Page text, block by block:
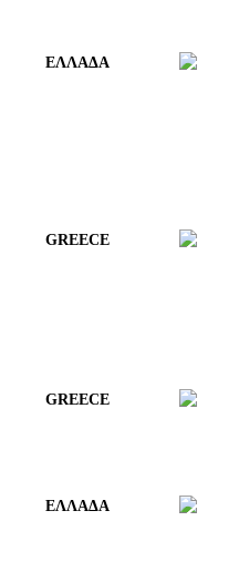
ΕΛΛΑΔΑ
GREECE
GREECE
ΕΛΛΑΔΑ